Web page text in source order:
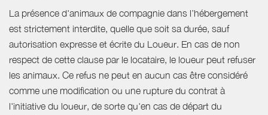
La présence d'animaux de compagnie dans l’hébergement
est strictement interdite, quelle que soit sa durée, sauf
autorisation expresse et écrite du Loueur. En cas de non
respect de cette clause par le locataire, le loueur peut refuser
les animaux. Ce refus ne peut en aucun cas être considéré
comme une modification ou une rupture du contrat à
l'initiative du loueur, de sorte qu'en cas de départ du